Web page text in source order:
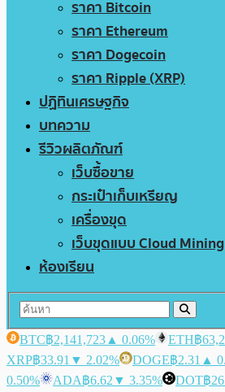
ราคา Bitcoin
ราคา Ethereum
ราคา Dogecoin
ราคา Ripple (XRP)
ปฏิทินเศรษฐกิจ
บทความ
รีวิวผลิตภัณฑ์
เว็บซื้อขาย
กระเป๋าเก็บเหรียญ
เครื่องขุด
เว็บขุดแบบ Cloud Mining
ห้องเรียน
BTC฿2,141,723 ▲ 0.06% ETH฿
XRP฿33.91 ▼ 2.02% DOGE฿2.31 ▲
0.50%
ADA฿6.62 ▼ 3.35% DOT฿